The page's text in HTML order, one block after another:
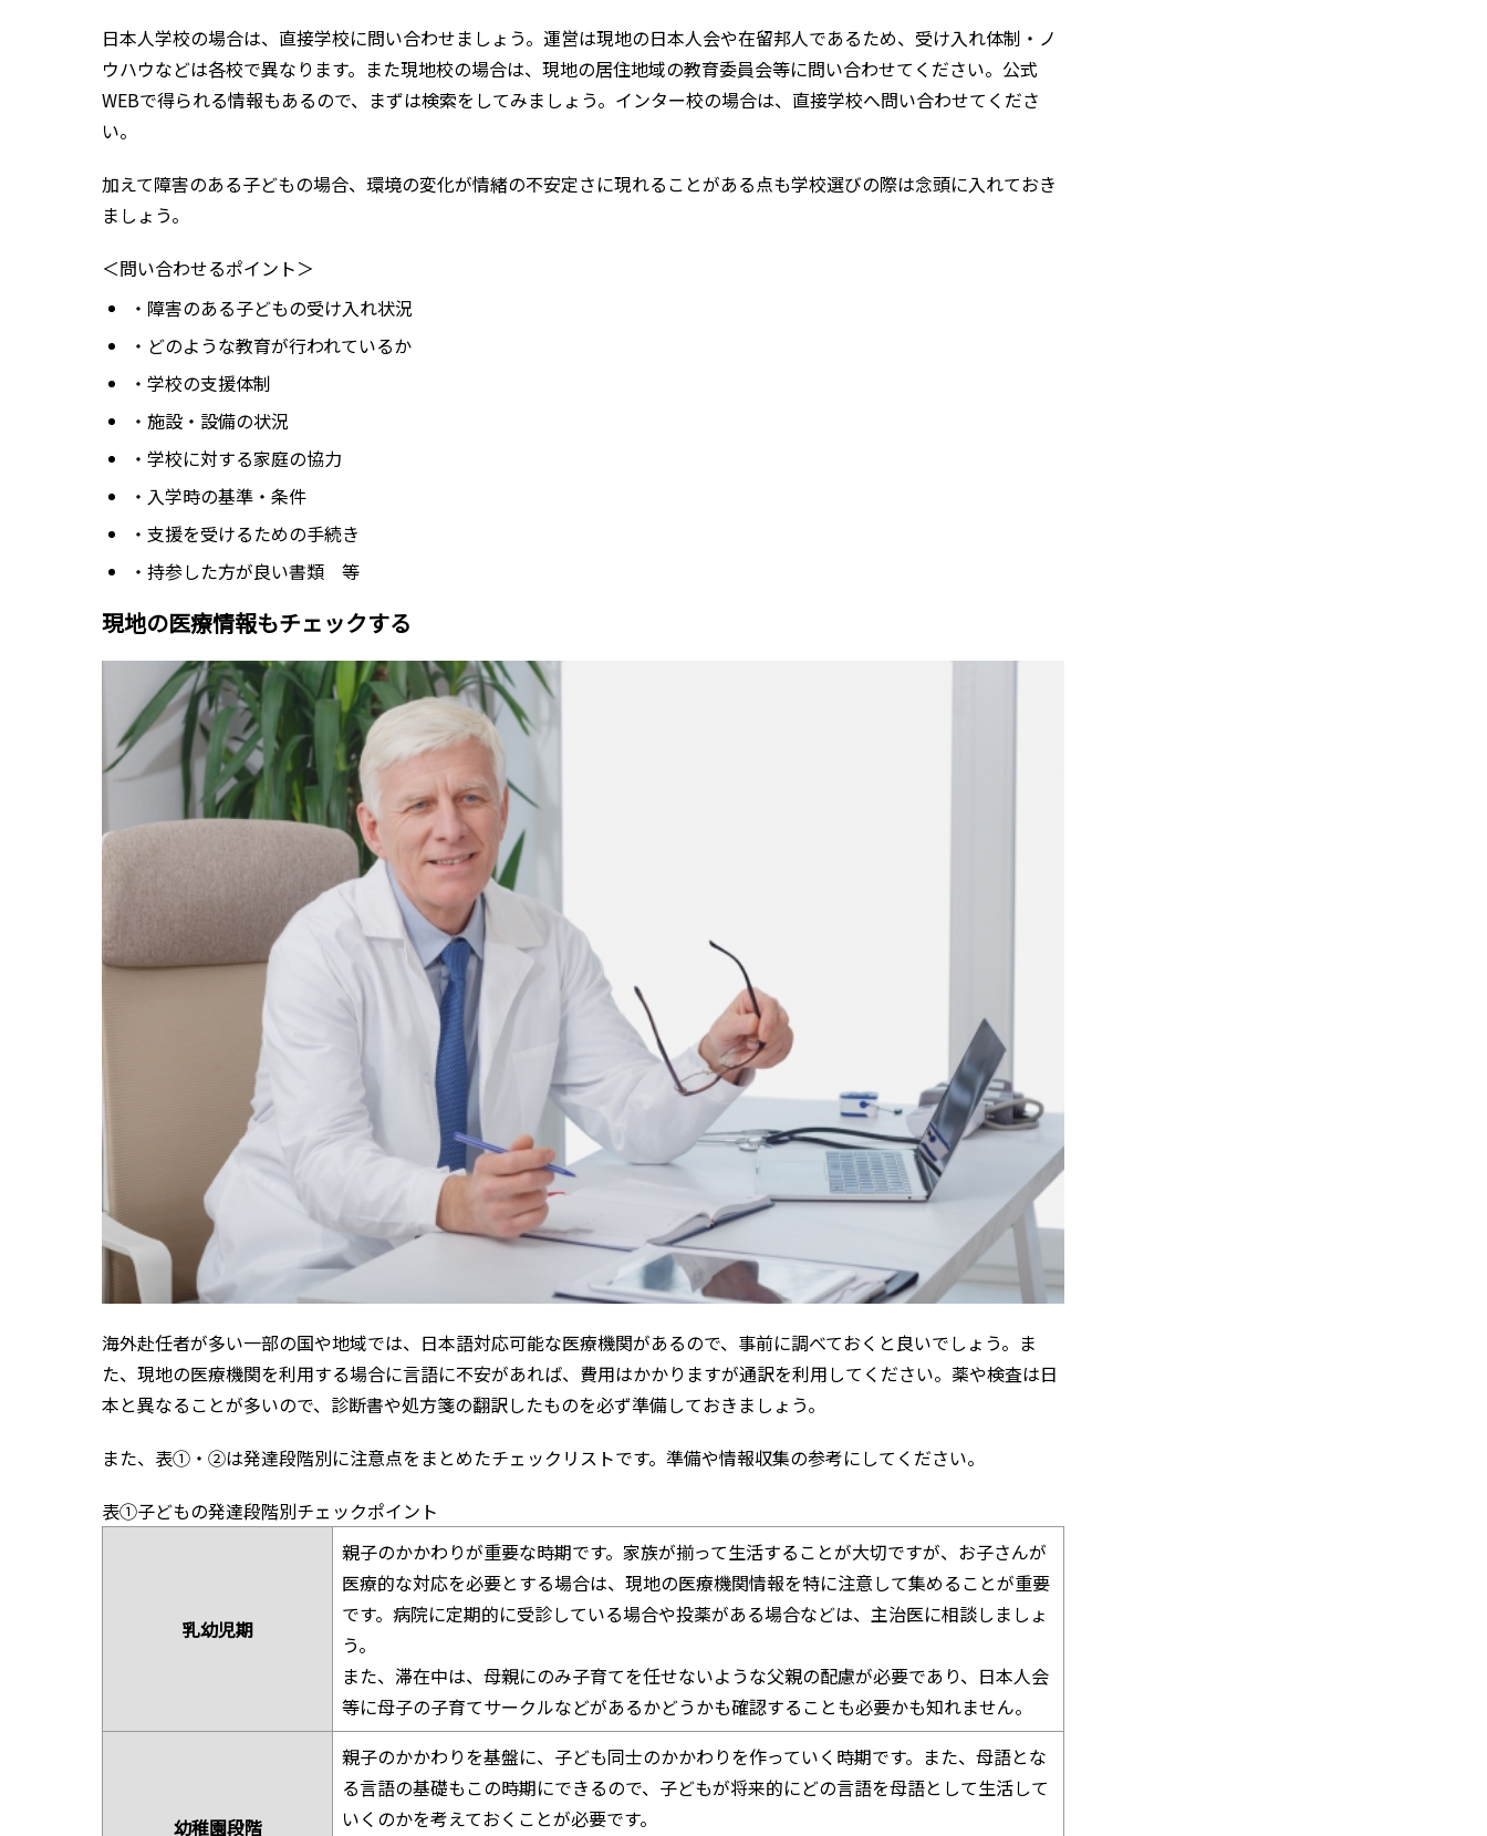
日本人学校の場合は、直接学校に問い合わせましょう。運営は現地の日本人会や在留邦人であるため、受け入れ体制・ノ
ウハウなどは各校で異なります。また現地校の場合は、現地の居住地域の教育委員会等に問い合わせてください。公式
WEBで得られる情報もあるので、まずは検索をしてみましょう。インター校の場合は、直接学校へ問い合わせてくださ
い。
加えて障害のある子どもの場合、環境の変化が情緒の不安定さに現れることがある点も学校選びの際は念頭に入れておき
ましょう。
＜問い合わせるポイント＞
・障害のある子どもの受け入れ状況
・どのような教育が行われているか
・学校の支援体制
・施設・設備の状況
・学校に対する家庭の協力
・入学時の基準・条件
・支援を受けるための手続き
・持参した方が良い書類 等
現地の医療情報もチェックする
海外赴任者が多い一部の国や地域では、日本語対応可能な医療機関があるので、事前に調べておくと良いでしょう。ま
た、現地の医療機関を利用する場合に言語に不安があれば、費用はかかりますが通訳を利用してください。薬や検査は日
本と異なることが多いので、診断書や処方箋の翻訳したものを必ず準備しておきましょう。
また、表① ・ ②は発達段階別に注意点をまとめたチェックリストです。準備や情報収集の参考にしてください。
表①子どもの発達段階別チェックポイント
乳幼児期
親子のかかわりが重要な時期です。家族が揃って生活することが大切ですが、お子さんが
医療的な対応を必要とする場合は、現地の医療機関情報を特に注意して集めることが重要
です。病院に定期的に受診している場合や投薬がある場合などは、主治医に相談しましょ
う。
また、滞在中は、母親にのみ子育てを任せないような父親の配慮が必要であり、日本人会
等に母子の子育てサークルなどがあるかどうかも確認することも必要かも知れません。
幼稚園段階
親子のかかわりを基盤に、子ども同士のかかわりを作っていく時期です。また、母語とな
る言語の基礎もこの時期にできるので、子どもが将来的にどの言語を母語として生活して
いくのかを考えておくことが必要です。